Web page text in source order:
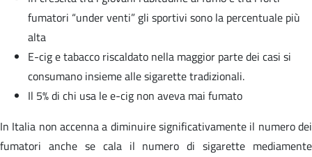
fumatori “under venti” gli sportivi sono la percentuale più
alta
E-cig e tabacco riscaldato nella maggior parte dei casi si
consumano insieme alle sigarette tradizionali.
Il 5% di chi usa le e-cig non aveva mai fumato
In Italia non accenna a diminuire significativamente il numero dei
fumatori anche se cala il numero di sigarette mediamente